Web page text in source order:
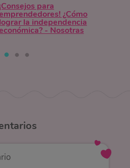
¡Consejos para
¿Cómo
lograr la independencia
- Nosotras